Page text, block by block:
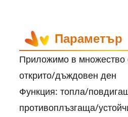
Параметър
Приложимо в множество
открито/дъждовен ден
Функция: топла/
противоплъзгаща/